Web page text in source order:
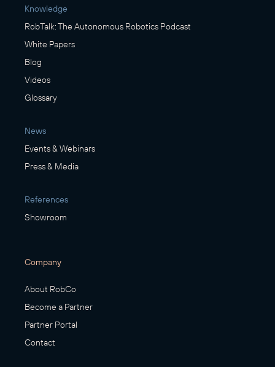
Knowledge
RobTalk: The Autonomous Robotics Podcast
White Papers
Blog
Videos
Glossary
News
Events & Webinars
Press & Media
References
Showroom
Company
About RobCo
Become a Partner
Partner Portal
Contact